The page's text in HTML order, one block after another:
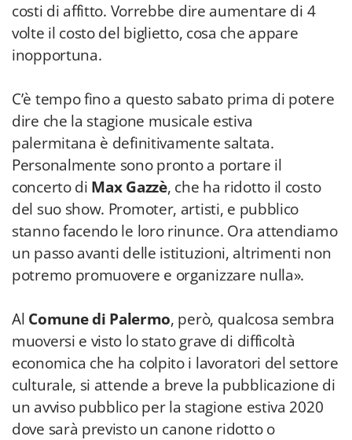
costi di affitto. Vorrebbe dire aumentare di 4
volte il costo del biglietto, cosa che appare
inopportuna.
C’è tempo fino a questo sabato prima di potere
dire che la stagione musicale estiva
palermitana è definitivamente saltata.
Personalmente sono pronto a portare il
concerto di Max Gazzè, che ha ridotto il costo
del suo show. Promoter, artisti, e pubblico
stanno facendo le loro rinunce. Ora attendiamo
un passo avanti delle istituzioni, altrimenti non
potremo promuovere e organizzare nulla».
Al Comune di Palermo, però, qualcosa sembra
muoversi e visto lo stato grave di difficoltà
economica che ha colpito i lavoratori del settore
culturale, si attende a breve la pubblicazione di
un avviso pubblico per la stagione estiva 2020
dove sarà previsto un canone ridotto o